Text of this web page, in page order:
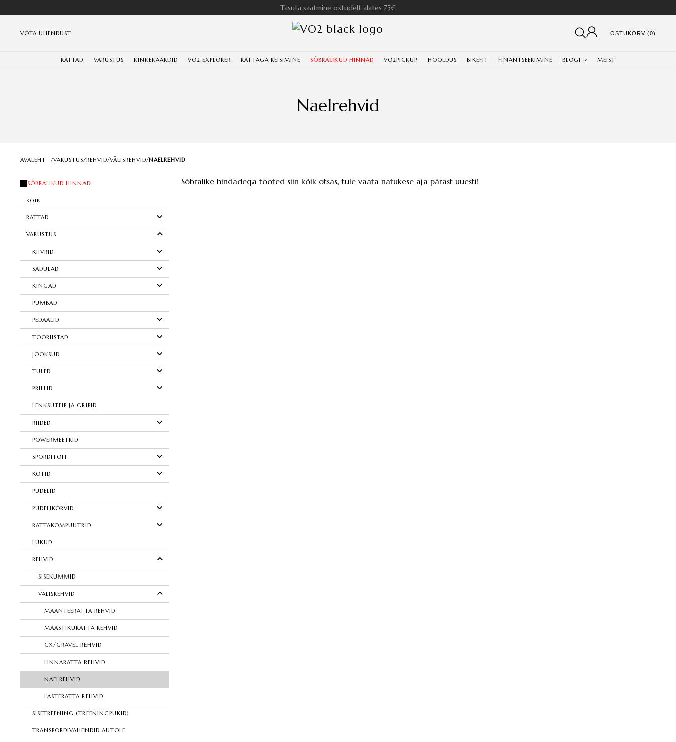
Tasuta saatmine ostudelt alates 75€
VÕTA ÜHENDUST OSTUKORV (0)
RATTAD VARUSTUS KINKEKAARDID VO2 EXPLORER RATTAGA REISIMINE SÕBRALIKUD HINNAD VO2PICKUP HOOLDUS BIKEFIT FINANTSEERIMINE BLOGI MEIST
Naelrehvid
AVALEHT /VARUSTUS/REHVID/VÄLISREHVID/NAELREHVID
SÕBRALIKUD HINNAD
KÕIK
RATTAD
VARUSTUS
KIIVRID
SADULAD
KINGAD
PUMBAD
PEDAALID
TÖÖRIISTAD
JOOKSUD
TULED
PRILLID
LENKSUTEIP JA GRIPID
RIIDED
POWERMEETRID
SPORDITOIT
KOTID
PUDELID
PUDELIKORVID
RATTAKOMPUUTRID
LUKUD
REHVID
SISEKUMMID
VÄLISREHVID
MAANTEERATTA REHVID
MAASTIKURATTA REHVID
CX/GRAVEL REHVID
LINNARATTA REHVID
NAELREHVID
LASTERATTA REHVID
SISETREENING (TREENINGPUKID)
TRANSPORDIVAHENDID AUTOLE
Sõbralike hindadega tooted siin kõik otsas, tule vaata natukese aja pärast uuesti!